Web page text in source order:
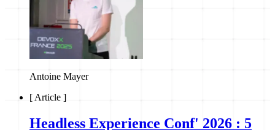
Antoine Mayer
[ Article ]
Headless Experience Conf' 2026 : 5